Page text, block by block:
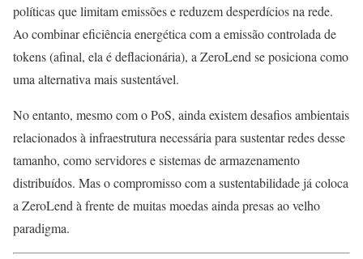
políticas que limitam emissões e reduzem desperdícios na rede.
Ao combinar eficiência energética com a emissão controlada de
tokens (afinal, ela é deflacionária), a ZeroLend se posiciona como
uma alternativa mais sustentável.
No entanto, mesmo com o PoS, ainda existem desafios ambientais
relacionados à infraestrutura necessária para sustentar redes desse
tamanho, como servidores e sistemas de armazenamento
distribuídos. Mas o compromisso com a sustentabilidade já coloca
a ZeroLend à frente de muitas moedas ainda presas ao velho
paradigma.